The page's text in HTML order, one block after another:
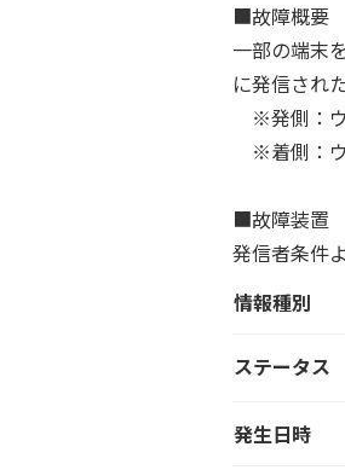
■故障概要
一部の端末
に発信され
※発側：ウ
※着側：ウ
■故障装置
発信者条件
情報種別
ステータス
発生日時